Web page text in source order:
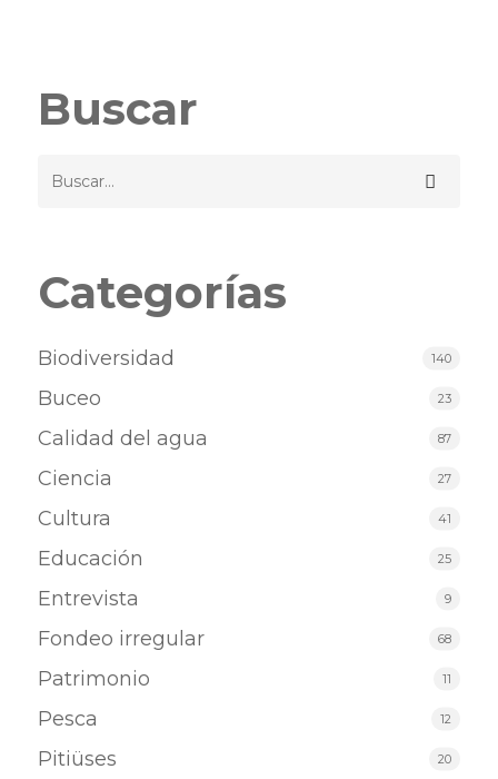
Buscar
Categorías
Biodiversidad 140
Buceo 23
Calidad del agua 87
Ciencia 27
Cultura 41
Educación 25
Entrevista 9
Fondeo irregular 68
Patrimonio 11
Pesca 12
Pitiüses 20